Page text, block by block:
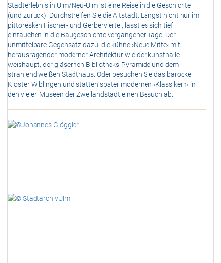
Stadterlebnis in Ulm/Neu-Ulm ist eine Reise in die Geschichte
(und zurück). Durchstreifen Sie die Altstadt. Längst nicht nur im
pittoresken Fischer- und Gerberviertel, lässt es sich tief
eintauchen in die Baugeschichte vergangener Tage. Der
unmittelbare Gegensatz dazu: die kühne ›Neue Mitte‹ mit
herausragender moderner Architektur wie der kunsthalle
weishaupt, der gläsernen Bibliotheks-Pyramide und dem
strahlend weißen Stadthaus. Oder besuchen Sie das barocke
Kloster Wiblingen und statten später modernen ›Klassikern‹ in
den vielen Museen der Zweilandstadt einen Besuch ab.